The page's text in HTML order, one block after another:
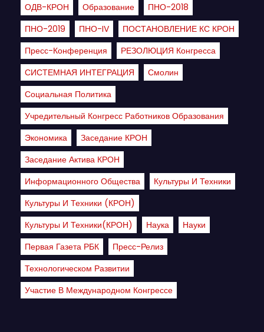
ОДВ-КРОН
Образование
ПНО-2018
ПНО-2019
ПНО-IV
ПОСТАНОВЛЕНИЕ КС КРОН
Пресс-Конференция
РЕЗОЛЮЦИЯ Конгресса
СИСТЕМНАЯ ИНТЕГРАЦИЯ
Смолин
Социальная Политика
Учредительный Конгресс Работников Образования
Экономика
Заседание КРОН
Заседание Актива КРОН
Информационного Общества
Культуры И Техники
Культуры И Техники (КРОН)
Культуры И Техники(КРОН)
Наука
Науки
Первая Газета РБК
Пресс-Релиз
Технологическом Развитии
Участие В Международном Конгрессе